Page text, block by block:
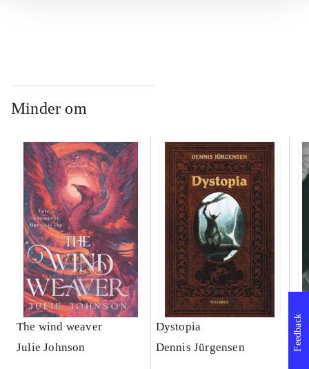
Minder om
The wind weaver
Julie Johnson
Dystopia
Dennis Jürgensen
Feedback